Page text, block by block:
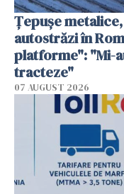
Țepușe
autostrăzi în
platforme": "Mi-
tracteze"
07 AUGUST 2026